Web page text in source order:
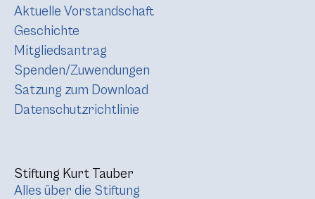
Aktuelle Vorstandschaft
Geschichte
Mitgliedsantrag
Spenden/Zuwendungen
Satzung zum Download
Datenschutzrichtlinie
Stiftung Kurt Tauber
Alles über die Stiftung